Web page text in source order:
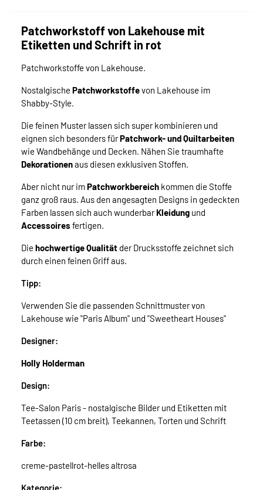
Patchworkstoff von Lakehouse mit
Etiketten und Schrift in rot
Patchworkstoffe von Lakehouse.
Nostalgische Patchworkstoffevon Lakehouse im
Shabby-Style.
Die feinen Muster lassen sich super kombinieren und
eignen sich besonders fürPatchwork- und Quiltarbeiten
wie Wandbehänge und Decken. Nähen Sie traumhafte
Dekorationenaus diesen exklusiven Stoffen.
Aber nicht nur imPatchworkbereich kommen die Stoffe
ganz groß raus. Aus den angesagten Designs in gedeckten
Farben lassen sich auch wunderbarKleidung und
Accessoires fertigen.
Die hochwertige Qualität der Drucksstoffe zeichnet sich
durch einen feinen Griff aus.
Tipp:
Verwenden Sie die passenden Schnittmuster von
Lakehouse wie "Paris Album" und "Sweetheart Houses"
Designer:
Holly Holderman
Design:
Tee-Salon Paris - nostalgische Bilder und Etiketten mit
Teetassen (10 cm breit), Teekannen, Torten und Schrift
Farbe:
creme-pastellrot-helles altrosa
Kategorie: